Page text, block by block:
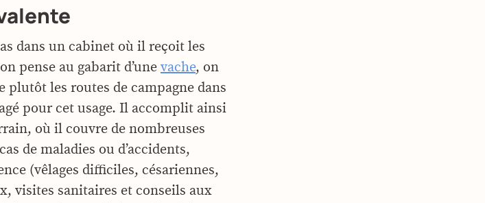
dans un cabinet où il reçoit les
pense au gabarit d’une vache, on
les routes de campagne dans
pour cet usage. Il accomplit ainsi
où il couvre de nombreuses
de maladies ou d’accidents,
(vêlages difficiles, césariennes,
visites sanitaires et conseils aux